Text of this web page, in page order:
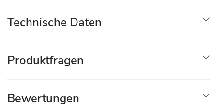
Technische Daten
Produktfragen
Bewertungen